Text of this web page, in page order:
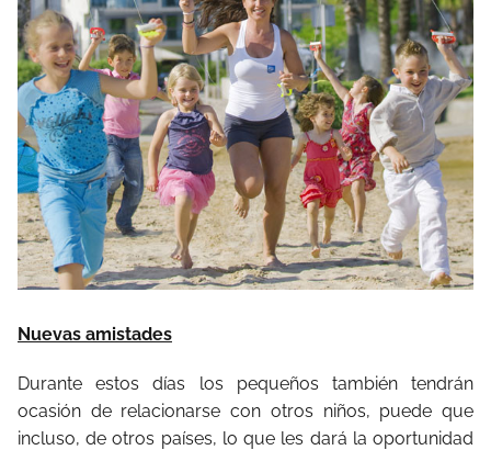
Nuevas amistades
Durante estos días los pequeños también tendrán
ocasión de relacionarse con otros niños, puede que
incluso, de otros países, lo que les dará la oportunidad